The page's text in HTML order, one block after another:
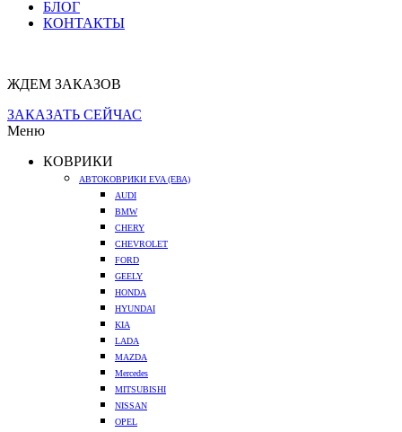
БЛОГ
КОНТАКТЫ
ЖДЕМ ЗАКАЗОВ
ЗАКАЗАТЬ СЕЙЧАС
Меню
КОВРИКИ
АВТОКОВРИКИ EVA (ЕВА)
AUDI
BMW
CHERY
CHEVROLET
FORD
GEELY
HONDA
HYUNDAI
KIA
LADA
MAZDA
Mercedes
MITSUBISHI
NISSAN
OPEL